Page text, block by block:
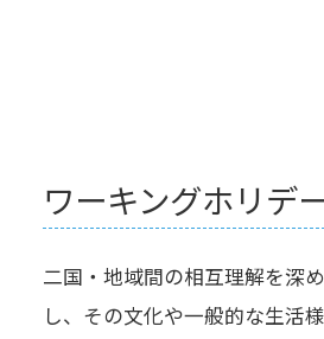
ワーキングホリデ
二国・地域間の相互理解を深
し、その文化や一般的な生活